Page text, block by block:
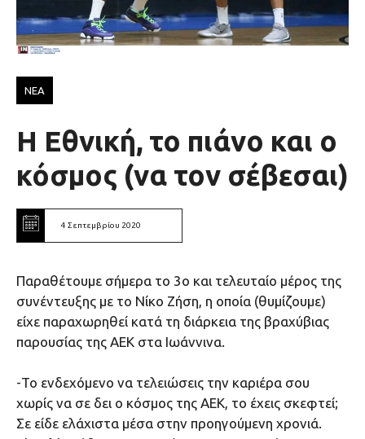
ΝΕΑ
Η Εθνική, το πιάνο και ο
κόσμος (να τον σέβεσαι)
4 Σεπτεμβρίου 2020
Παραθέτουμε σήμερα το 3ο και τελευταίο μέρος της
συνέντευξης με το Νίκο Ζήση, η οποία (θυμίζουμε)
είχε παραχωρηθεί κατά τη διάρκεια της βραχύβιας
παρουσίας της ΑΕΚ στα Ιωάννινα.
-Το ενδεχόμενο να τελειώσεις την καριέρα σου
χωρίς να σε δει ο κόσμος της ΑΕΚ, το έχεις σκεφτεί;
Σε είδε ελάχιστα μέσα στην προηγούμενη χρονιά.